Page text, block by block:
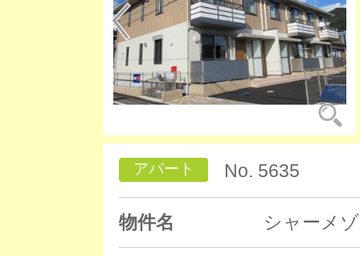
アパート No. 5635
物件名 シャーメ